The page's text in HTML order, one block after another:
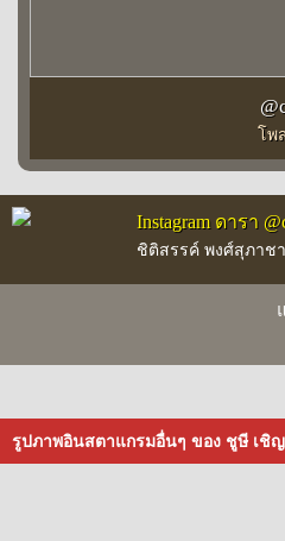
โพ
Instagram ดารา
ชิติสรรค์ พงศ์สุภาช
รูปภาพอินสตาแกรมอื่นๆ ของ ชูษี เชิ